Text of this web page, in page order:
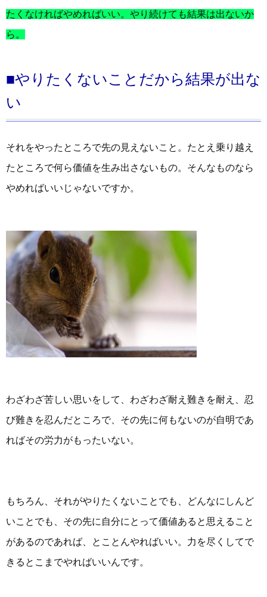
たくなければやめればいい。やり続けても結果は出ないか
ら。
■やりたくないことだから結果が出な
い
それをやったところで先の見えないこと。たとえ乗り越え
たところで何ら価値を生み出さないもの。そんなものなら
やめればいいじゃないですか。
わざわざ苦しい思いをして、わざわざ耐え難きを耐え、忍
び難きを忍んだところで、その先に何もないのが自明であ
ればその労力がもったいない。
もちろん、それがやりたくないことでも、どんなにしんど
いことでも、その先に自分にとって価値あると思えること
があるのであれば、とことんやればいい。力を尽くしてで
きるとこまでやればいいんです。